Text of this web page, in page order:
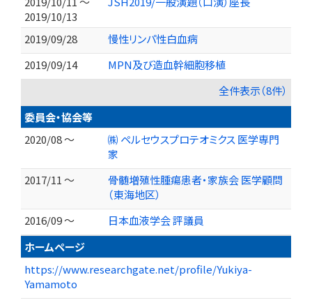
2019/10/13
2019/09/28
慢性リンパ性白血病
2019/09/14
MPN及び造血幹細胞移植
全件表示（8件）
委員会・協会等
2020/08 ～
㈱ ペルセウスプロテオミクス 医学専門
家
2017/11 ～
骨髄増殖性腫瘍患者・家族会 医学顧問
（東海地区）
2016/09 ～
日本血液学会 評議員
ホームページ
https://www.researchgate.net/profile/Yukiya-
Yamamoto